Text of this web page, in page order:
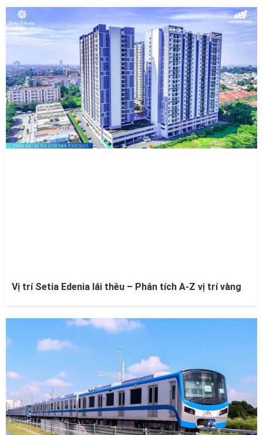
Vị trí Setia Edenia lái thêu – Phân tích A-Z vị trí vàng